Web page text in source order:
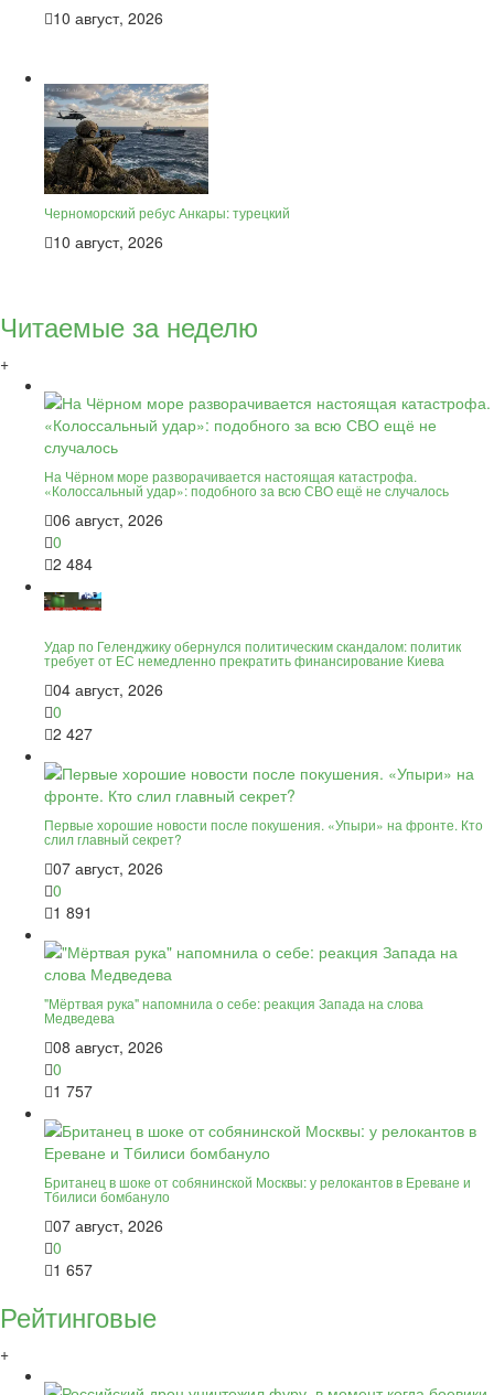
10 август, 2026
Черноморский ребус Анкары: турецкий
10 август, 2026
Читаемые за неделю
+
На Чёрном море разворачивается настоящая катастрофа.
«Колоссальный удар»: подобного за всю СВО ещё не случалось
06 август, 2026
0
2 484
Удар по Геленджику обернулся политическим скандалом: политик
требует от ЕС немедленно прекратить финансирование Киева
04 август, 2026
0
2 427
Первые хорошие новости после покушения. «Упыри» на фронте. Кто
слил главный секрет?
07 август, 2026
0
1 891
"Мёртвая рука" напомнила о себе: реакция Запада на слова
Медведева
08 август, 2026
0
1 757
Британец в шоке от собянинской Москвы: у релокантов в Ереване и
Тбилиси бомбануло
07 август, 2026
0
1 657
Рейтинговые
+